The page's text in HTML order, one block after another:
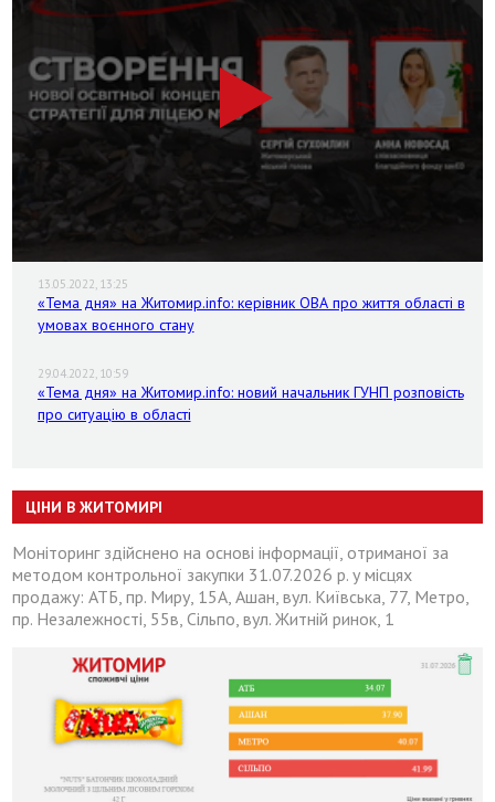
13.05.2022, 13:25
«Тема дня» на Житомир.info: керівник ОВА про життя області в
умовах воєнного стану
29.04.2022, 10:59
«Тема дня» на Житомир.info: новий начальник ГУНП розповість
про ситуацію в області
ЦІНИ В ЖИТОМИРІ
Моніторинг здійснено на основі інформації, отриманої за
методом контрольної закупки 31.07.2026 р. у місцях
продажу: АТБ, пр. Миру, 15А, Ашан, вул. Київська, 77, Метро,
пр. Незалежності, 55в, Сільпо, вул. Житній ринок, 1